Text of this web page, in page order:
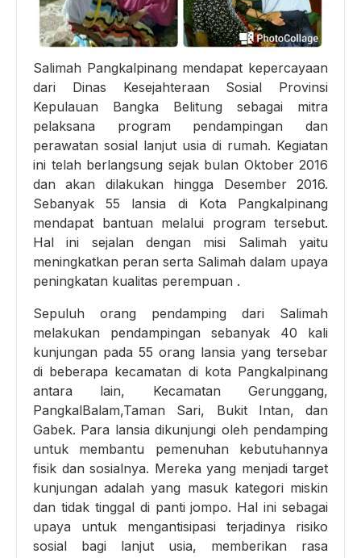
Salimah Pangkalpinang mendapat kepercayaan
dari Dinas Kesejahteraan Sosial Provinsi
Kepulauan Bangka Belitung sebagai mitra
pelaksana program pendampingan dan
perawatan sosial lanjut usia di rumah. Kegiatan
ini telah berlangsung sejak bulan Oktober 2016
dan akan dilakukan hingga Desember 2016.
Sebanyak 55 lansia di Kota Pangkalpinang
mendapat bantuan melalui program tersebut.
Hal ini sejalan dengan misi Salimah yaitu
meningkatkan peran serta Salimah dalam upaya
peningkatan kualitas perempuan .
Sepuluh orang pendamping dari Salimah
melakukan pendampingan sebanyak 40 kali
kunjungan pada 55 orang lansia yang tersebar
di beberapa kecamatan di kota Pangkalpinang
antara lain, Kecamatan Gerunggang,
PangkalBalam,Taman Sari, Bukit Intan, dan
Gabek. Para lansia dikunjungi oleh pendamping
untuk membantu pemenuhan kebutuhannya
fisik dan sosialnya. Mereka yang menjadi target
kunjungan adalah yang masuk kategori miskin
dan tidak tinggal di panti jompo. Hal ini sebagai
upaya untuk mengantisipasi terjadinya risiko
sosial bagi lanjut usia, memberikan rasa